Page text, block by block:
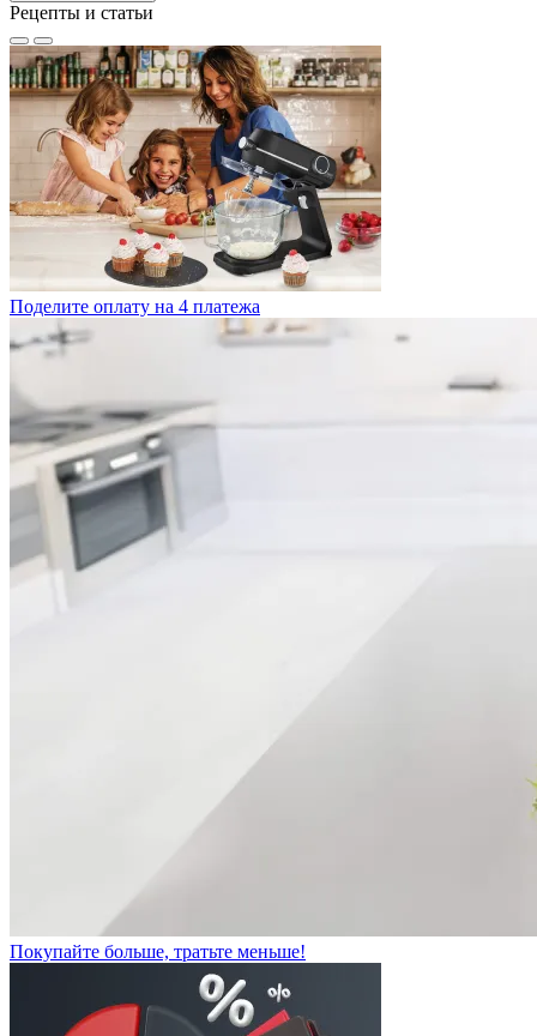
Рецепты и статьи
Поделите оплату на 4 платежа
Покупайте больше, тратьте меньше!